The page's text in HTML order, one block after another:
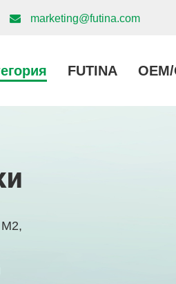
marketing@futina.com
FUTINA